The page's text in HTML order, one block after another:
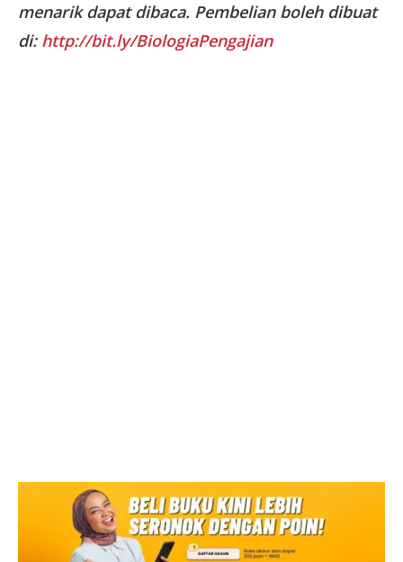
menarik dapat dibaca. Pembelian boleh dibuat
di: http://bit.ly/BiologiaPengajian